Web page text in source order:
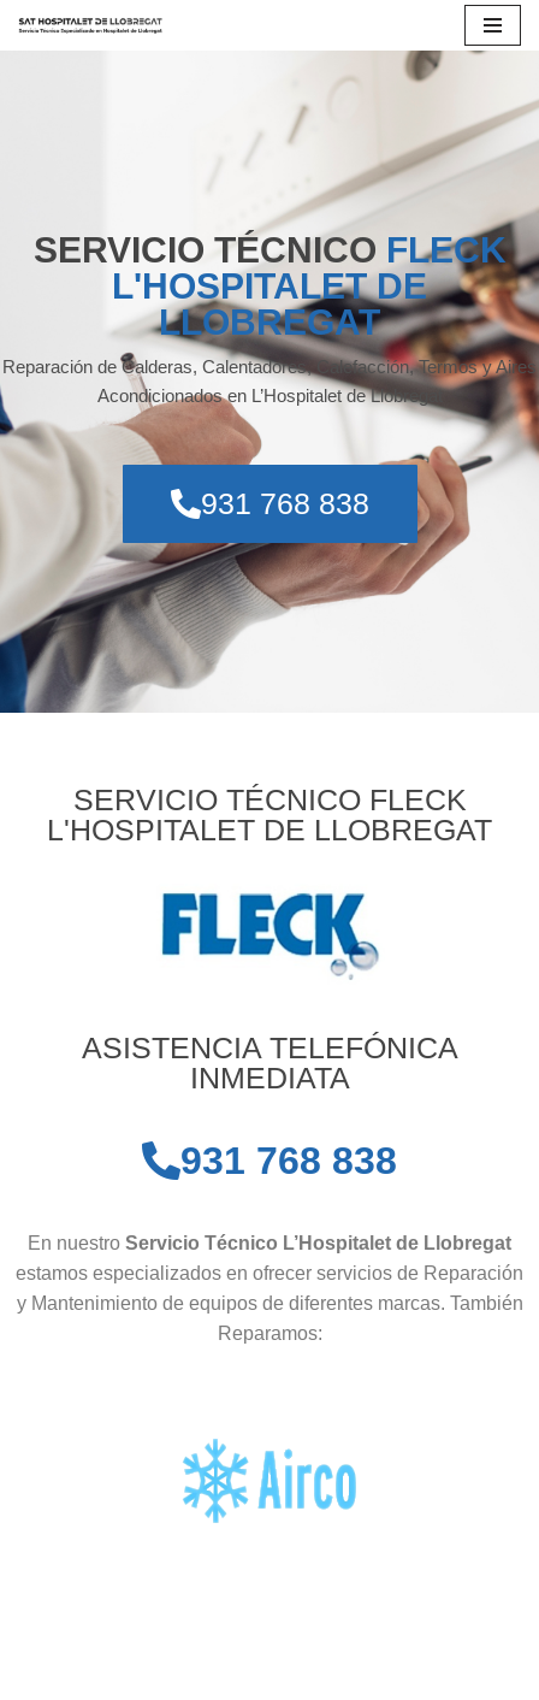
SERVICIO TÉCNICO FLECK
L'HOSPITALET DE
LLOBREGAT
Reparación de Calderas, Calentadores, Calefacción, Termos y Aires
Acondicionados en L’Hospitalet de Llobregat
931 768 838
SERVICIO TÉCNICO FLECK
L'HOSPITALET DE LLOBREGAT
ASISTENCIA TELEFÓNICA
INMEDIATA
931 768 838
En nuestro Servicio Técnico L’Hospitalet de Llobregat
estamos especializados en ofrecer servicios de Reparación
y Mantenimiento de equipos de diferentes marcas. También
Reparamos: